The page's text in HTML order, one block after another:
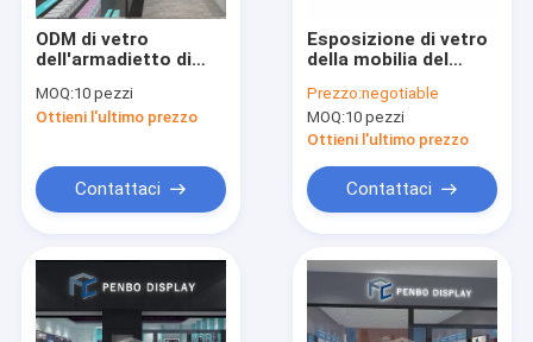
ODM di vetro
dell'armadietto di
negozio del fumo del
MDF
MOQ:10 pezzi
Ottieni l'ultimo prezzo
Contattaci
Esposizione di vetro
della mobilia del
del ODM con
illuminazione di T4
LED
Prezzo:negotiable
MOQ:10 pezzi
Ottieni l'ultimo prezzo
Contattaci